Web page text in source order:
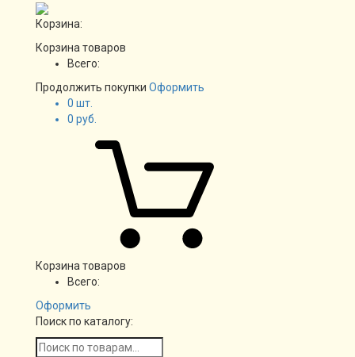
Корзина:
Корзина товаров
Всего:
Продолжить покупки Оформить
0 шт.
0 руб.
Корзина товаров
Всего:
Оформить
Поиск по каталогу: